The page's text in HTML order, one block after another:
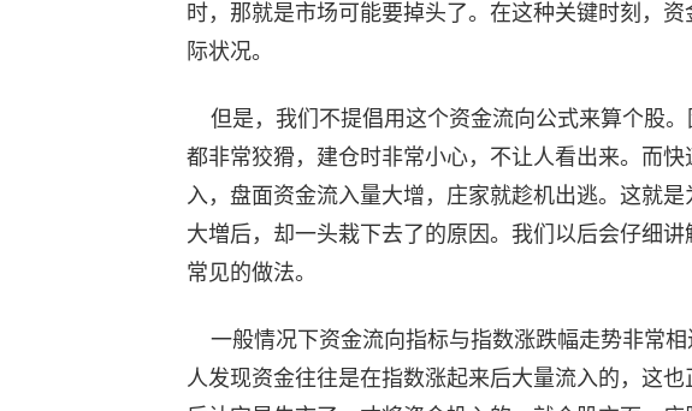
时，那就是市场可能要掉头了。在这种关键时刻，
际状况。
但是，我们不提倡用这个资金流向公式来算个股
都非常狡猾，建仓时非常小心，不让人看出来。而
入，盘面资金流入量大增，庄家就趁机出逃。这就
大増后，却一头栽下去了的原因。我们以后会仔细
常见的做法。
一般情况下资金流向指标与指数涨跌幅走势非常
人发现资金往往是在指数涨起来后大量流入的，这